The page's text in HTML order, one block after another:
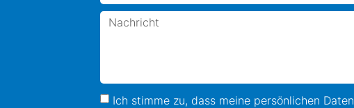
Ich stimme zu, dass meine persönlichen Daten